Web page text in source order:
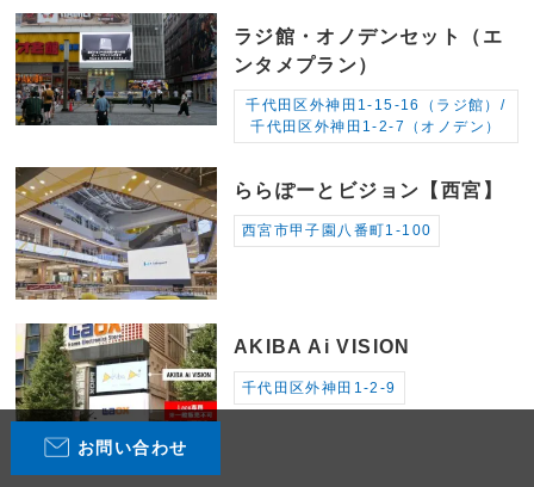
ラジ館・オノデンセット（エ
ンタメプラン）
千代田区外神田1-15-16（ラジ館）/
千代田区外神田1-2-7（オノデン）
ららぽーとビジョン【西宮】
西宮市甲子園八番町1-100
AKIBA Ai VISION
千代田区外神田1-2-9
お問い合わせ